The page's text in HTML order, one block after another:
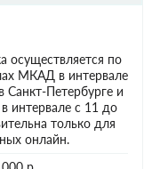
осуществляется по
МКАД в интервале
Санкт-Петербурге и
интервале с 11 до
только для
онлайн.